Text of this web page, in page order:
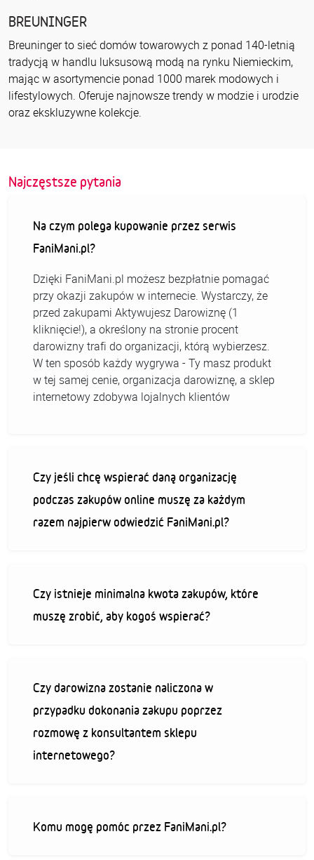
BREUNINGER
Breuninger to sieć domów towarowych z ponad 140-letnią
tradycją w handlu luksusową modą na rynku Niemieckim,
mając w asortymencie ponad 1000 marek modowych i
lifestylowych. Oferuje najnowsze trendy w modzie i urodzie
oraz ekskluzywne kolekcje.
Najczęstsze pytania
Na czym polega kupowanie przez serwis
FaniMani.pl?
Dzięki FaniMani.pl możesz bezpłatnie pomagać
przy okazji zakupów w internecie. Wystarczy, że
przed zakupami Aktywujesz Darowiznę (1
kliknięcie!), a określony na stronie procent
darowizny trafi do organizacji, którą wybierzesz.
W ten sposób każdy wygrywa - Ty masz produkt
w tej samej cenie, organizacja darowiznę, a sklep
internetowy zdobywa lojalnych klientów
Czy jeśli chcę wspierać daną organizację
podczas zakupów online muszę za każdym
razem najpierw odwiedzić FaniMani.pl?
Czy istnieje minimalna kwota zakupów, które
muszę zrobić, aby kogoś wspierać?
Czy darowizna zostanie naliczona w
przypadku dokonania zakupu poprzez
rozmowę z konsultantem sklepu
internetowego?
Komu mogę pomóc przez FaniMani.pl?